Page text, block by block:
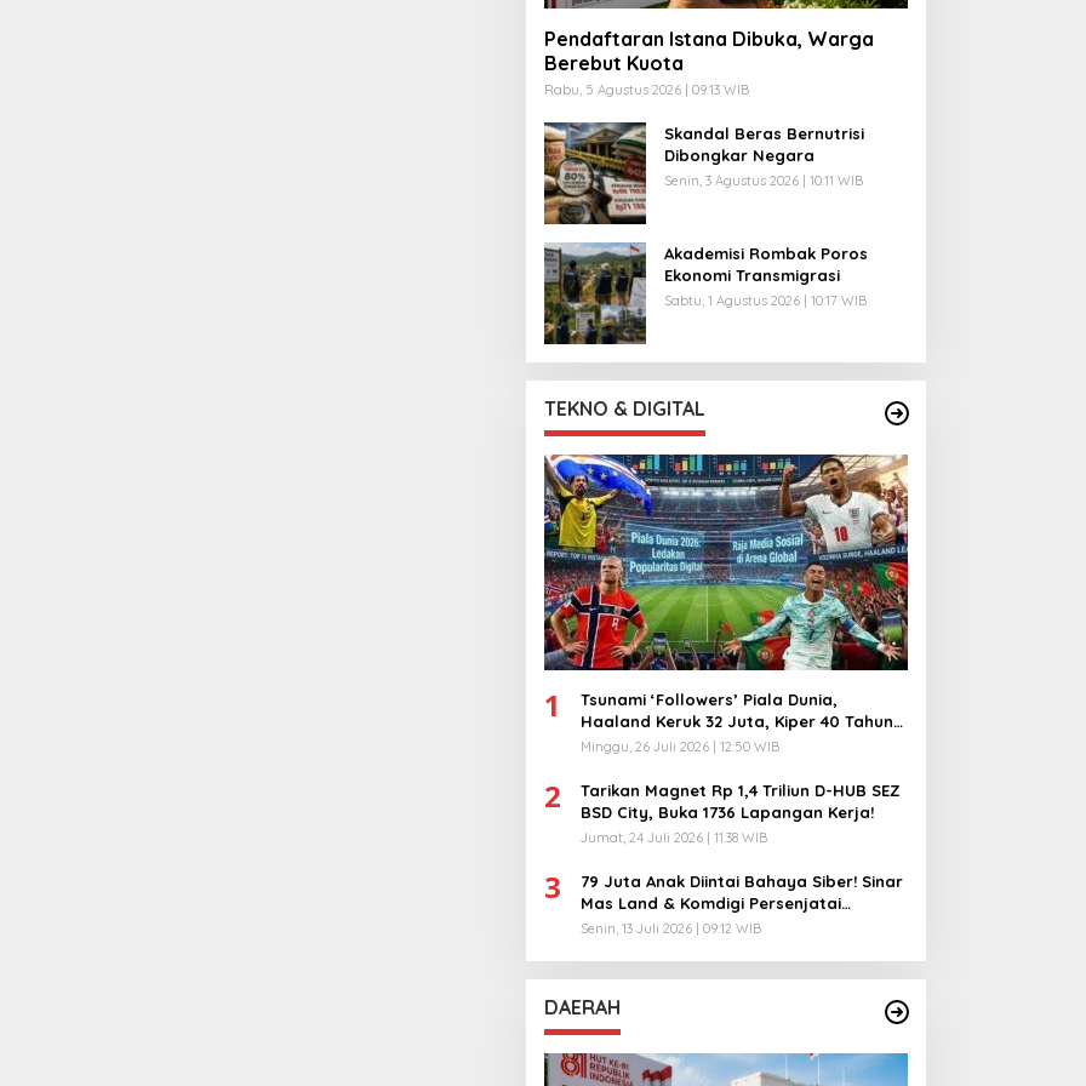
Pendaftaran Istana Dibuka, Warga
Berebut Kuota
Rabu, 5 Agustus 2026 | 09:13 WIB
Skandal Beras Bernutrisi
Dibongkar Negara
Senin, 3 Agustus 2026 | 10:11 WIB
Akademisi Rombak Poros
Ekonomi Transmigrasi
Sabtu, 1 Agustus 2026 | 10:17 WIB
TEKNO & DIGITAL
1
Tsunami ‘Followers’ Piala Dunia,
Haaland Keruk 32 Juta, Kiper 40 Tahun
Bikin Geger!
Minggu, 26 Juli 2026 | 12:50 WIB
2
Tarikan Magnet Rp 1,4 Triliun D-HUB SEZ
BSD City, Buka 1736 Lapangan Kerja!
Jumat, 24 Juli 2026 | 11:38 WIB
3
79 Juta Anak Diintai Bahaya Siber! Sinar
Mas Land & Komdigi Persenjatai
Ratusan Guru!
Senin, 13 Juli 2026 | 09:12 WIB
DAERAH